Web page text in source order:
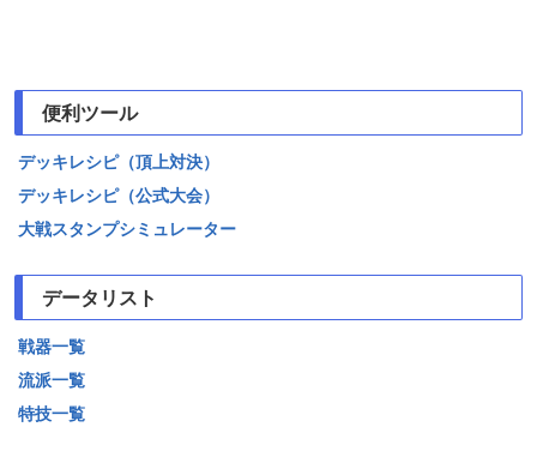
便利ツール
デッキレシピ（頂上対決）
デッキレシピ（公式大会）
大戦スタンプシミュレーター
データリスト
戦器一覧
流派一覧
特技一覧